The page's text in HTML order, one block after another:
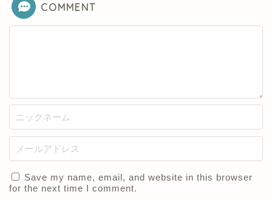
COMMENT
Save my name, email, and website in this browser
for the next time I comment.